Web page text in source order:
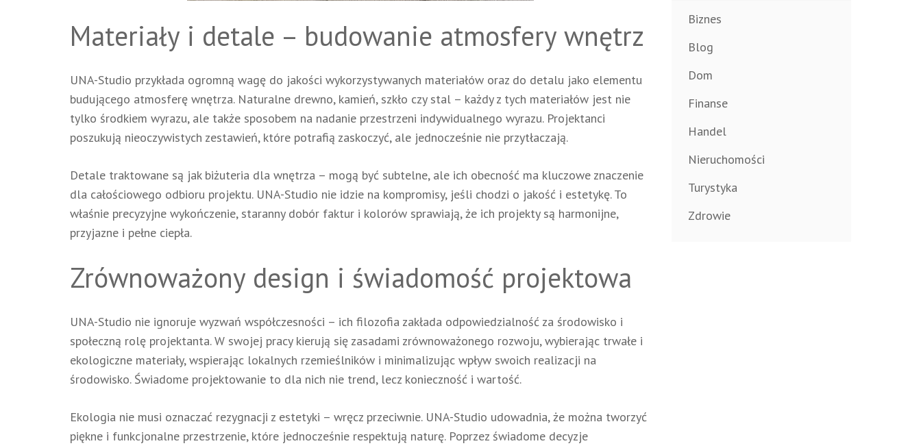
Materiały i detale – budowanie atmosfery wnętrz
UNA-Studio przykłada ogromną wagę do jakości wykorzystywanych materiałów oraz do detalu jako elementu
budującego atmosferę wnętrza. Naturalne drewno, kamień, szkło czy stal – każdy z tych materiałów jest nie
tylko środkiem wyrazu, ale także sposobem na nadanie przestrzeni indywidualnego wyrazu. Projektanci
poszukują nieoczywistych zestawień, które potrafią zaskoczyć, ale jednocześnie nie przytłaczają.
Detale traktowane są jak biżuteria dla wnętrza – mogą być subtelne, ale ich obecność ma kluczowe znaczenie
dla całościowego odbioru projektu. UNA-Studio nie idzie na kompromisy, jeśli chodzi o jakość i estetykę. To
właśnie precyzyjne wykończenie, staranny dobór faktur i kolorów sprawiają, że ich projekty są harmonijne,
przyjazne i pełne ciepła.
Zrównoważony design i świadomość projektowa
UNA-Studio nie ignoruje wyzwań współczesności – ich filozofia zakłada odpowiedzialność za środowisko i
społeczną rolę projektanta. W swojej pracy kierują się zasadami zrównoważonego rozwoju, wybierając trwałe i
ekologiczne materiały, wspierając lokalnych rzemieślników i minimalizując wpływ swoich realizacji na
środowisko. Świadome projektowanie to dla nich nie trend, lecz konieczność i wartość.
Ekologia nie musi oznaczać rezygnacji z estetyki – wręcz przeciwnie. UNA-Studio udowadnia, że można tworzyć
piękne i funkcjonalne przestrzenie, które jednocześnie respektują naturę. Poprzez świadome decyzje
Biznes
Blog
Dom
Finanse
Handel
Nieruchomości
Turystyka
Zdrowie